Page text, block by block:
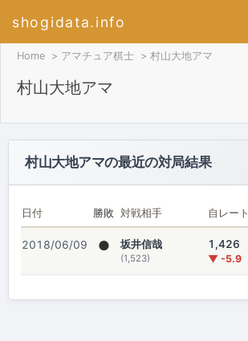
shogidata.info
Home アマチュア棋士 村山大地アマ
村山大地アマ
村山大地アマの最近の対局結果
日付 勝敗 対戦相手 自レート
2018/06/09 ● 坂井信哉
(1,523)
1,426
▼ -5.9